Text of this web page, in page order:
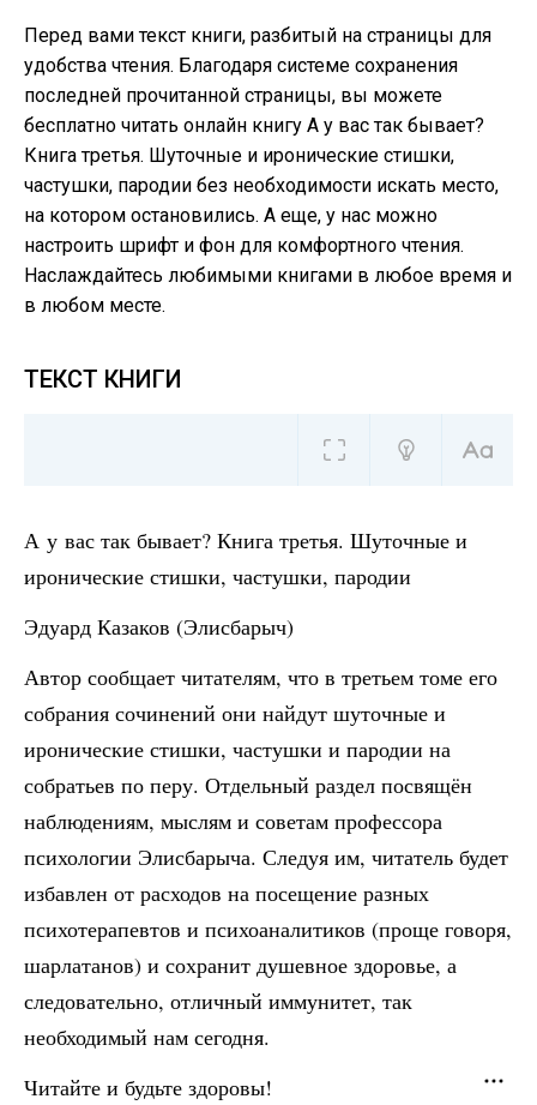
Перед вами текст книги, разбитый на страницы для
удобства чтения. Благодаря системе сохранения
последней прочитанной страницы, вы можете
бесплатно читать онлайн книгу А у вас так бывает?
Книга третья. Шуточные и иронические стишки,
частушки, пародии без необходимости искать место,
на котором остановились. А еще, у нас можно
настроить шрифт и фон для комфортного чтения.
Наслаждайтесь любимыми книгами в любое время и
в любом месте.
ТЕКСТ КНИГИ
А у вас так бывает? Книга третья. Шуточные и
иронические стишки, частушки, пародии
Эдуард Казаков (Элисбарыч)
Автор сообщает читателям, что в третьем томе его
собрания сочинений они найдут шуточные и
иронические стишки, частушки и пародии на
собратьев по перу. Отдельный раздел посвящён
наблюдениям, мыслям и советам профессора
психологии Элисбарыча. Следуя им, читатель будет
избавлен от расходов на посещение разных
психотерапевтов и психоаналитиков (проще говоря,
шарлатанов) и сохранит душевное здоровье, а
следовательно, отличный иммунитет, так
необходимый нам сегодня.
Читайте и будьте здоровы!